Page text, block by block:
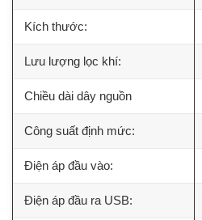
Kích thước:
Lưu lượng lọc khí:
Chiều dài dây nguồn
Công suất định mức:
Điện áp đầu vào:
Điện áp đầu ra USB: